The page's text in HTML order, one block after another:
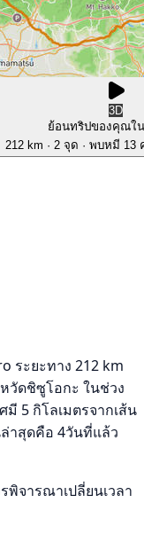
3D
ย้อนทริปของคุณใ
212 km · 2 จุด · พบหมี 13
ระยะทาง 212 km
วัดชิซูโอกะ ในช่วง
5 กิโลเมตรจากเส้น
าสุดคือ 4วันที่แล้ว
จารณาเปลี่ยนเวลา